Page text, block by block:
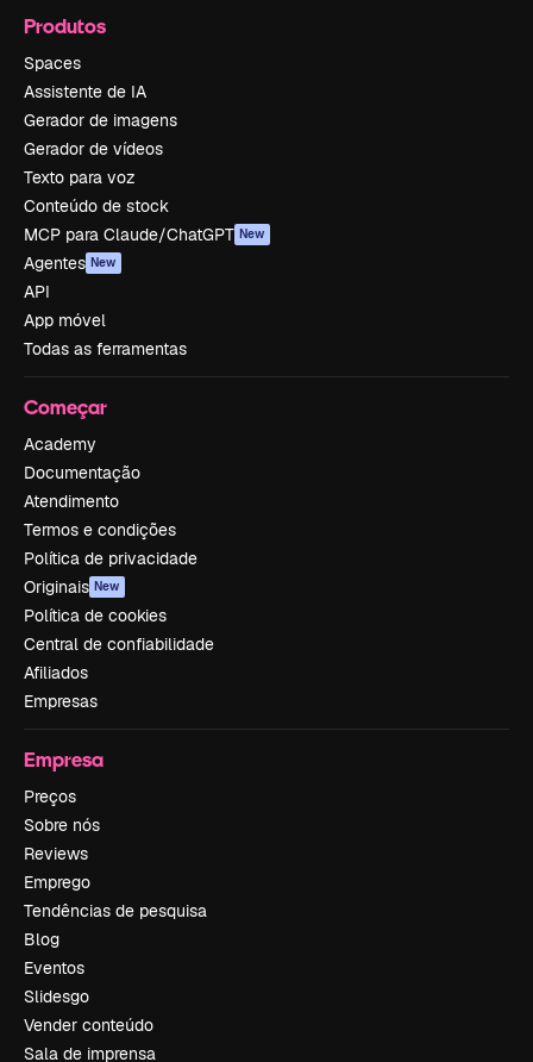
Produtos
Spaces
Assistente de IA
Gerador de imagens
Gerador de vídeos
Texto para voz
Conteúdo de stock
MCP para Claude/ChatGPT New
Agentes New
API
App móvel
Todas as ferramentas
Começar
Academy
Documentação
Atendimento
Termos e condições
Política de privacidade
Originais New
Política de cookies
Central de confiabilidade
Afiliados
Empresas
Empresa
Preços
Sobre nós
Reviews
Emprego
Tendências de pesquisa
Blog
Eventos
Slidesgo
Vender conteúdo
Sala de imprensa